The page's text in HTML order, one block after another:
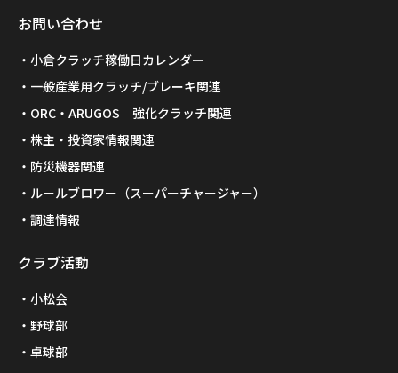
お問い合わせ
小倉クラッチ稼働日カレンダー
一般産業用クラッチ/ブレーキ関連
ORC・ARUGOS 強化クラッチ関連
株主・投資家情報関連
防災機器関連
ルールブロワー（スーパーチャージャー）
調達情報
クラブ活動
小松会
野球部
卓球部